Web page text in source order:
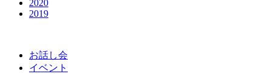
2020
2019
お話し会
イベント